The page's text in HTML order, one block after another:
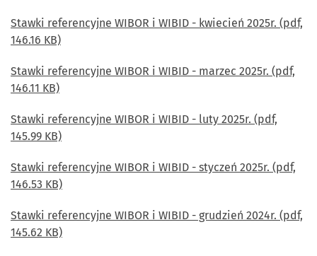
Stawki referencyjne WIBOR i WIBID - kwiecień 2025r. (pdf,
146.16 KB)
Stawki referencyjne WIBOR i WIBID - marzec 2025r. (pdf,
146.11 KB)
Stawki referencyjne WIBOR i WIBID - luty 2025r. (pdf,
145.99 KB)
Stawki referencyjne WIBOR i WIBID - styczeń 2025r. (pdf,
146.53 KB)
Stawki referencyjne WIBOR i WIBID - grudzień 2024r. (pdf,
145.62 KB)